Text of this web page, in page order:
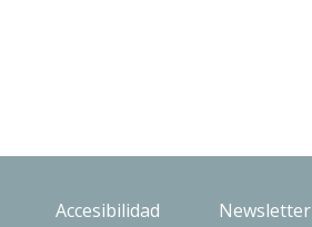
Accesibilidad Newsletter